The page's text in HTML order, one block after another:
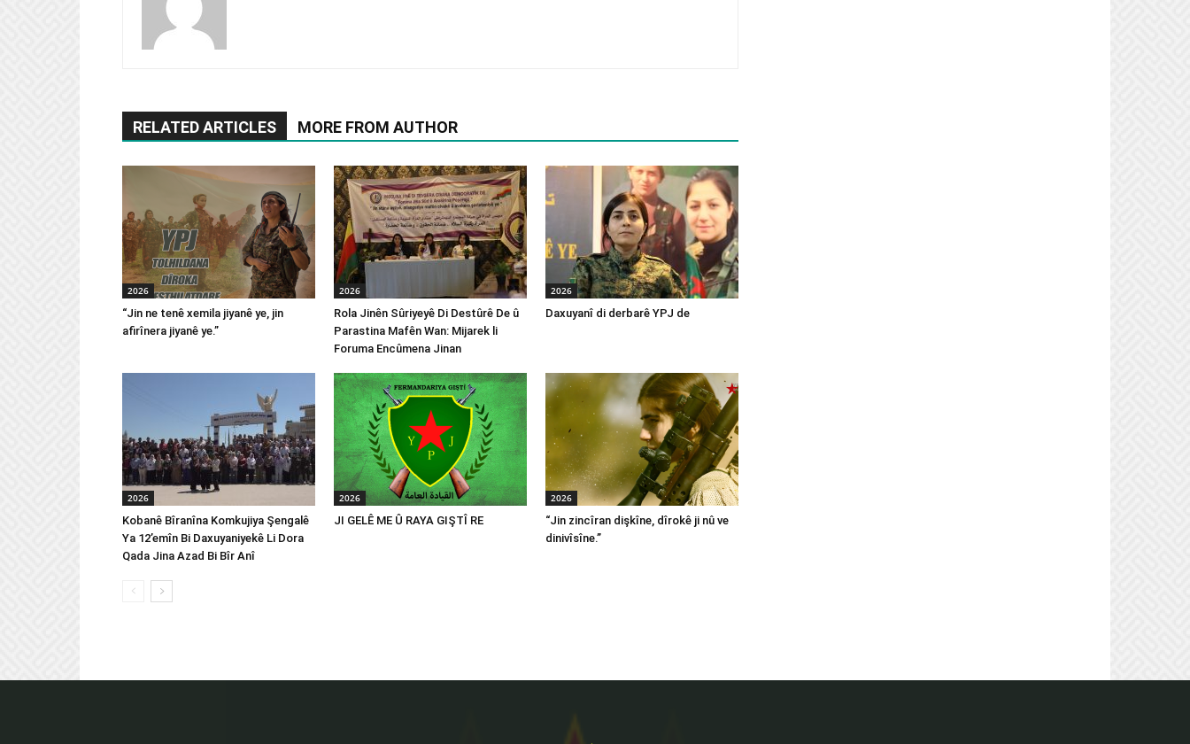
RELATED ARTICLES MORE FROM AUTHOR
2026
“Jin ne tenê xemila jiyanê ye, jin
afirînera jiyanê ye.”
2026
Rola Jinên Sûriyeyê Di Destûrê De û
Parastina Mafên Wan: Mijarek li
Foruma Encûmena Jinan
2026
Daxuyanî di derbarê YPJ de
2026
Kobanê Bîranîna Komkujiya Şengalê
Ya 12’emîn Bi Daxuyaniyekê Li Dora
Qada Jina Azad Bi Bîr Anî
2026
JI GELÊ ME Û RAYA GIŞTÎ RE
2026
“Jin zincîran dişkîne, dîrokê ji nû ve
dinivîsîne.”